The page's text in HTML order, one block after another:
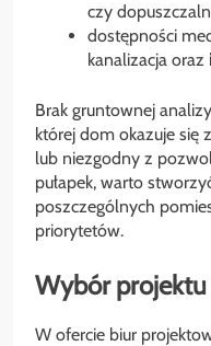
czy
dostępności
kanalizacja oraz
Brak gruntownej
której dom okazuje się
lub niezgodny z
pułapek, warto
poszczególnych
priorytetów.
Wybór
W ofercie biur